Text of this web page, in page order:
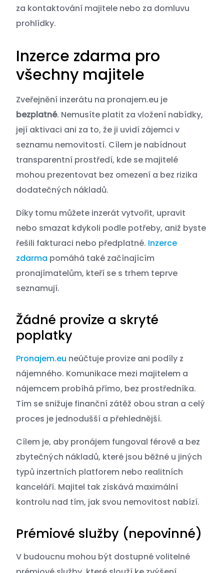
za kontaktování majitele nebo za domluvu
prohlídky.
Inzerce zdarma pro
všechny majitele
Zveřejnění inzerátu na pronajem.eu je
bezplatné. Nemusíte platit za vložení nabídky,
její aktivaci ani za to, že ji uvidí zájemci v
seznamu nemovitostí. Cílem je nabídnout
transparentní prostředí, kde se majitelé
mohou prezentovat bez omezení a bez rizika
dodatečných nákladů.
Díky tomu můžete inzerát vytvořit, upravit
nebo smazat kdykoli podle potřeby, aniž byste
řešili fakturaci nebo předplatné. Inzerce
zdarma pomáhá také začínajícím
pronajímatelům, kteří se s trhem teprve
seznamují.
Žádné provize a skryté
poplatky
Pronajem.eu neúčtuje provize ani podíly z
nájemného. Komunikace mezi majitelem a
nájemcem probíhá přímo, bez prostředníka.
Tím se snižuje finanční zátěž obou stran a celý
proces je jednodušší a přehlednější.
Cílem je, aby pronájem fungoval férově a bez
zbytečných nákladů, které jsou běžné u jiných
typů inzertních platforem nebo realitních
kanceláří. Majitel tak získává maximální
kontrolu nad tím, jak svou nemovitost nabízí.
Prémiové služby (nepovinné)
V budoucnu mohou být dostupné volitelné